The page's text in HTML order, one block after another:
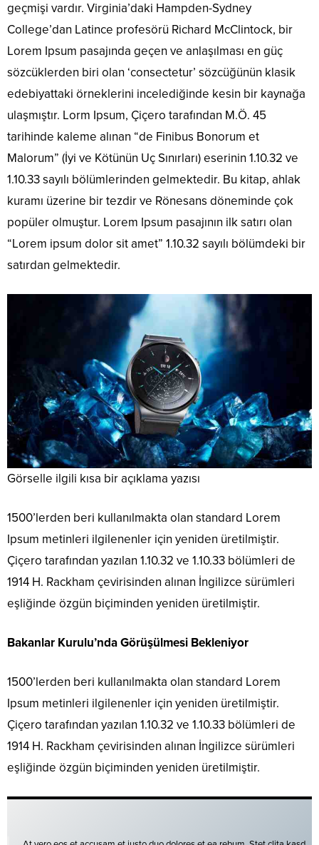
geçmişi vardır. Virginia’daki Hampden-Sydney
College’dan Latince profesörü Richard McClintock, bir
Lorem Ipsum pasajında geçen ve anlaşılması en güç
sözcüklerden biri olan ‘consectetur’ sözcüğünün klasik
edebiyattaki örneklerini incelediğinde kesin bir kaynağa
ulaşmıştır. Lorm Ipsum, Çiçero tarafından M.Ö. 45
tarihinde kaleme alınan “de Finibus Bonorum et
Malorum” (İyi ve Kötünün Uç Sınırları) eserinin 1.10.32 ve
1.10.33 sayılı bölümlerinden gelmektedir. Bu kitap, ahlak
kuramı üzerine bir tezdir ve Rönesans döneminde çok
popüler olmuştur. Lorem Ipsum pasajının ilk satırı olan
“Lorem ipsum dolor sit amet” 1.10.32 sayılı bölümdeki bir
satırdan gelmektedir.
Görselle ilgili kısa bir açıklama yazısı
1500’lerden beri kullanılmakta olan standard Lorem
Ipsum metinleri ilgilenenler için yeniden üretilmiştir.
Çiçero tarafından yazılan 1.10.32 ve 1.10.33 bölümleri de
1914 H. Rackham çevirisinden alınan İngilizce sürümleri
eşliğinde özgün biçiminden yeniden üretilmiştir.
Bakanlar Kurulu’nda Görüşülmesi Bekleniyor
1500’lerden beri kullanılmakta olan standard Lorem
Ipsum metinleri ilgilenenler için yeniden üretilmiştir.
Çiçero tarafından yazılan 1.10.32 ve 1.10.33 bölümleri de
1914 H. Rackham çevirisinden alınan İngilizce sürümleri
eşliğinde özgün biçiminden yeniden üretilmiştir.